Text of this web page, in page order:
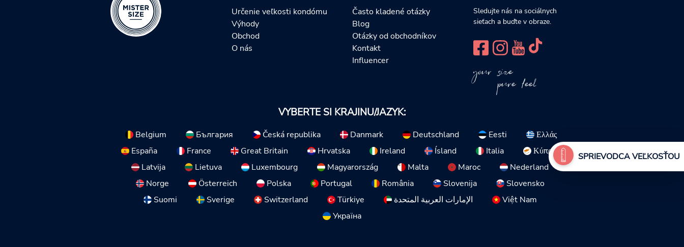
Určenie veľkosti kondómu
Výhody
Obchod
O nás
Často kladené otázky
Blog
Otázky od obchodníkov
Kontakt
Influencer
Sledujte nás na sociálnych
sieťach a buďte v obraze.
your size
pure feel
VYBERTE SI KRAJINU/JAZYK:
Belgium България Česká republika Danmark Deutschland Eesti
Ελλάς
España
France Great Britain Hrvatska Ireland Ísland Italia
Κύπρος
Latvija
Lietuva Luxembourg Magyarország Malta Maroc
Nederland
Norge
Österreich Polska Portugal România Slovenija
Slovensko
Suomi
Sverige Switzerland Türkiye الإمارات العربية المتحدة
Việt Nam
Україна
SPRIEVODCA VEĽKOSŤOU